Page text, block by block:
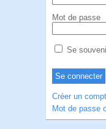
Mot de passe
Se
Créer un
Mot de passe